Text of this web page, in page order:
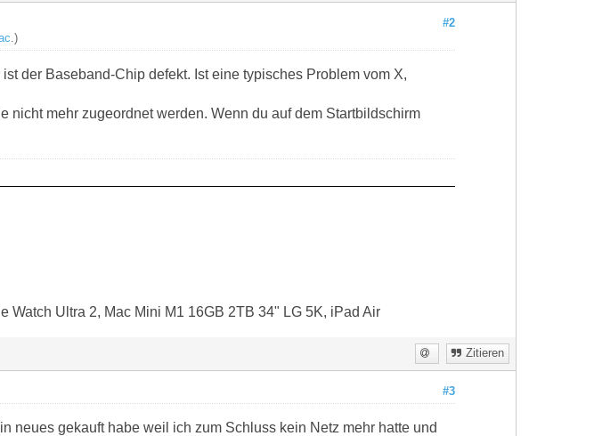
#2
.)
der Baseband-Chip defekt. Ist eine typisches Problem vom X,
nicht mehr zugeordnet werden. Wenn du auf dem Startbildschirm
Watch Ultra 2, Mac Mini M1 16GB 2TB 34" LG 5K, iPad Air
Zitieren
#3
neues gekauft habe weil ich zum Schluss kein Netz mehr hatte und